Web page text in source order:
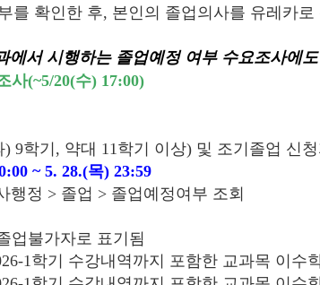
를 확인한 후, 본인의 졸업의사를 유레카
서 시행하는 졸업예정 여부 수요조사에
사(~5/20(수) 17:00)
9학기, 약대 11학기 이상) 및 조기졸업 신
~ 5. 28.(목) 23:59
행정 > 졸업 > 졸업예정여부 조회
업불가자로 표기됨
1학기 수강내역까지 포함한 교과목 이